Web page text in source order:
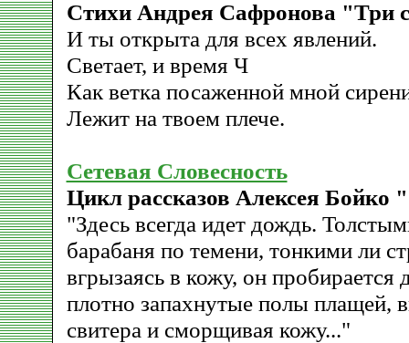
Стихи Андрея Сафронова "Три
И ты открыта для всех явлений.
Светает, и время Ч
Как ветка посаженной мной
Лежит на твоем плече.
Сетевая Словесность
Цикл рассказов Алексея
"Здесь всегда идет дождь.
барабаня по темени, тонкими ли
вгрызаясь в кожу, он пробирается
плотно запахнутые полы плащей,
свитера и сморщивая кожу..."